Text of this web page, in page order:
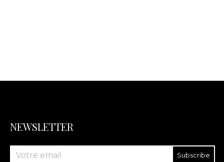
NEWSLETTER
Subscribe